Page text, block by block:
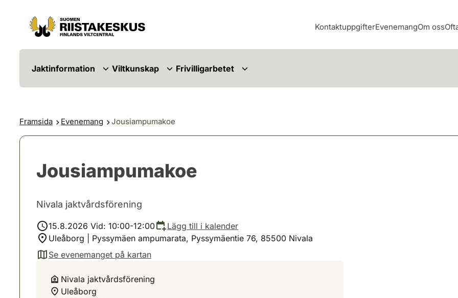
Hoppa till innehåll
Gå till webbplatskartan
KontaktuppgifterEvenemangOm oss
Jaktinformation Viltkunskap Frivilligarbetet
Framsida Evenemang Jousiampumakoe
Jousiampumakoe
Nivala jaktvårdsförening
15.8.2026 Vid: 10:00-12:00
Lägg till i kalender
Uleåborg | Pyssymäen ampumarata, Pyssymäentie 76, 85500 Nivala
Se evenemanget på kartan
(avautuu uuteen välilehteen)
Nivala jaktvårdsförening
Uleåborg